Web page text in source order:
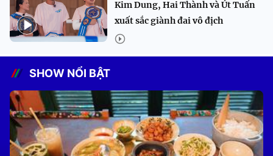
Kim Dung, Hai Thành và Út Tuấn
xuất sắc giành đai vô địch
SHOW NỔI BẬT